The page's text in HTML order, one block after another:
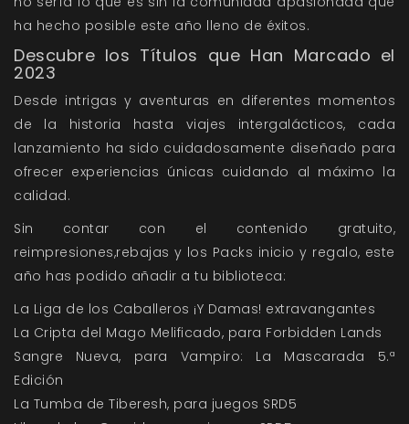
ha hecho posible este año lleno de éxitos.
Descubre los Títulos que Han Marcado el
2023
Desde intrigas y aventuras en diferentes momentos
de la historia hasta viajes intergalácticos, cada
lanzamiento ha sido cuidadosamente diseñado para
ofrecer experiencias únicas cuidando al máximo la
calidad.
Sin contar con el contenido gratuito,
reimpresiones,rebajas y los Packs inicio y regalo, este
año has podido añadir a tu biblioteca:
La Liga de los Caballeros ¡Y Damas! extravangantes
La Cripta del Mago Melificado, para Forbidden Lands
Sangre Nueva, para Vampiro: La Mascarada 5.ª
Edición
La Tumba de Tiberesh, para juegos SRD5